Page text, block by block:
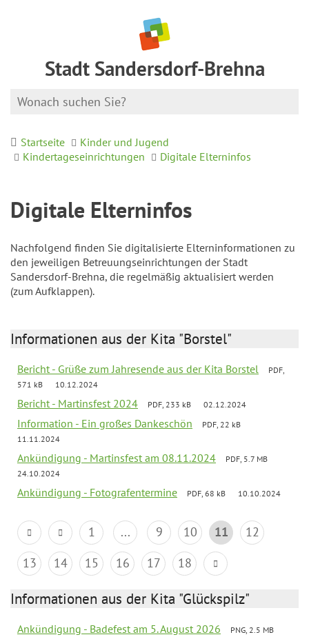
Stadt Sandersdorf-Brehna
Startseite
Kinder und Jugend
Kindertageseinrichtungen
Digitale Elterninfos
Digitale Elterninfos
Nachfolgend finden Sie digitalisierte Elterninformationen zu
den jeweiligen Betreuungseinrichtungen der Stadt
Sandersdorf-Brehna, die regelmäßig aktualisiert werden
(zum Aufklappen).
Informationen aus der Kita "Borstel"
Bericht - Grüße zum Jahresende aus der Kita Borstel
PDF,
571 kB
10.12.2024
Bericht - Martinsfest 2024 PDF, 233 kB 02.12.2024
Information - Ein großes Dankeschön
PDF, 22 kB
11.11.2024
Ankündigung - Martinsfest am 08.11.2024
PDF, 5.7 MB
24.10.2024
Ankündigung - Fotografentermine PDF, 68 kB 10.10.2024
1 ... 9 10 11
12
13
14 15 16 17 18
Informationen aus der Kita "Glückspilz"
Ankündigung - Badefest am 5. August 2026
PNG, 2.5 MB